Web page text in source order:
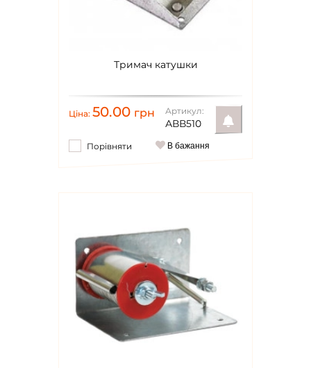
Тримач катушки
Ціна: 50.00 грн Артикул:
АВВ510
Порівняти В бажання